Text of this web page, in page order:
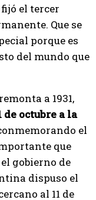
el tercer
Que se
porque es
del mundo que
a 1931,
de octubre a la
el
que
gobierno de
dispuso el
al 11 de